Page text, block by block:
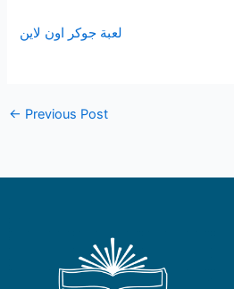
لعبة جوكر اون لاين
← Previous Post